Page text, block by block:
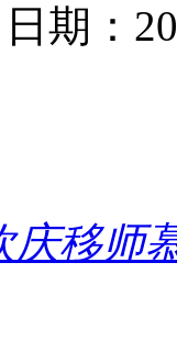
期：
庆移师